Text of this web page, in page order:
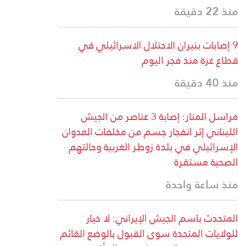
منذ 22 دقيقة
9 إصابات بنيران الاحتلال الاسرائيلي في
قطاع غزة منذ فجر اليوم
منذ 40 دقيقة
مراسل المنار: إصابة 3 عناصر من الجيش
اللبناني إثر انفجار جسم من مخلفات العدوان
الإسرائيلي في بلدة زوطر الغربية وحالتهم
الصحية مستقرة
منذ ساعة واحدة
المتحدث باسم الجيش الإيراني: لا خيار
للولايات المتحدة سوى القبول بالوضع القائم